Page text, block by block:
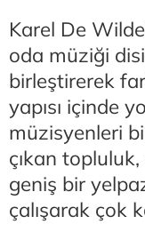
Karel De
oda müziği
birleştirerek
yapısı içinde
müzisyenleri
çıkan
geniş bir
çalışarak çok